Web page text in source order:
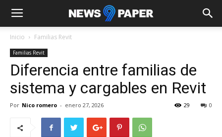
Inicio Familias Revit
Familias Revit
Diferencia entre familias de
sistema y cargables en Revit
Por Nico romero - enero 27, 2026 0
29